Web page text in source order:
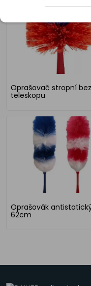
Oprašovač stropní bez
teleskopu
Oprašovák
62cm